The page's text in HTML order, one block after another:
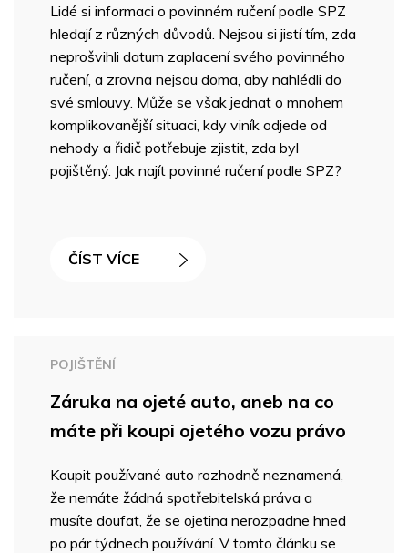
Lidé si informaci o povinném ručení podle SPZ
hledají z různých důvodů. Nejsou si jistí tím, zda
neprošvihli datum zaplacení svého povinného
ručení, a zrovna nejsou doma, aby nahlédli do
své smlouvy. Může se však jednat o mnohem
komplikovanější situaci, kdy viník odjede od
nehody a řidič potřebuje zjistit, zda byl
pojištěný. Jak najít povinné ručení podle SPZ?
ČÍST VÍCE
POJIŠTĚNÍ
Záruka na ojeté auto, aneb na co
máte při koupi ojetého vozu právo
Koupit používané auto rozhodně neznamená,
že nemáte žádná spotřebitelská práva a
musíte doufat, že se ojetina nerozpadne hned
po pár týdnech používání. V tomto článku se